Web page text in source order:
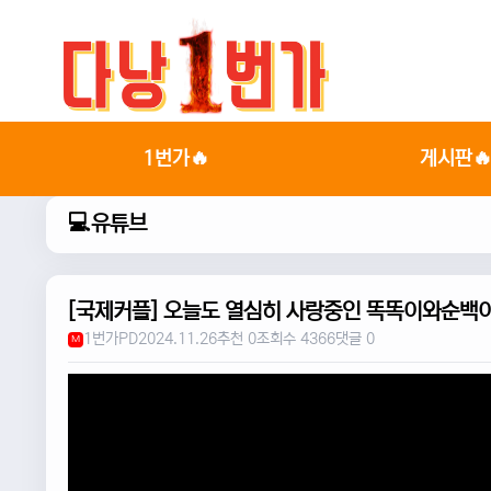
1번가🔥 게시판🔥
💻유튜브
[국제커플] 오늘도 열심히 사랑중인 똑똑이와순백
M 1번가PD2024.11.26추천 0조회수 4366댓글 0